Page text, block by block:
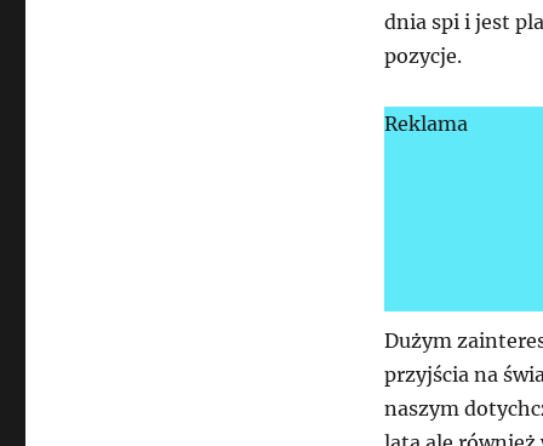
dnia spi i jest
pozycje.
Reklama
Dużym
przyjścia na
naszym